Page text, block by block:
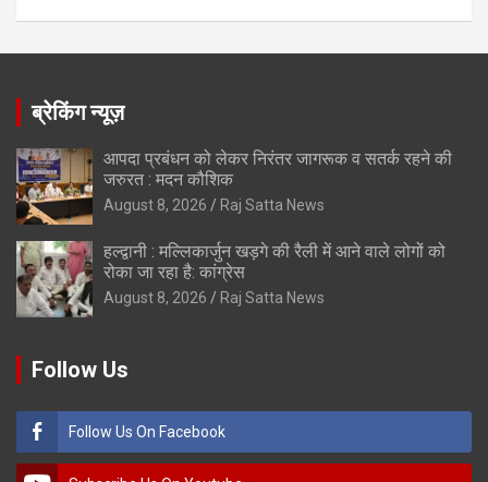
ब्रेकिंग न्यूज़
आपदा प्रबंधन को लेकर निरंतर जागरूक व सतर्क रहने की
जरुरत : मदन कौशिक
August 8, 2026 Raj Satta News
हल्द्वानी : मल्लिकार्जुन खड़गे की रैली में आने वाले लोगों को
रोका जा रहा है: कांग्रेस
August 8, 2026 Raj Satta News
Follow Us
Follow Us On Facebook